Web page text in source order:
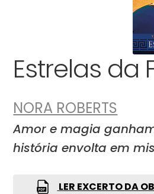
Estrelas da
NORA ROBERTS
Amor e magia
história envolta em
LER EXCERTO DA